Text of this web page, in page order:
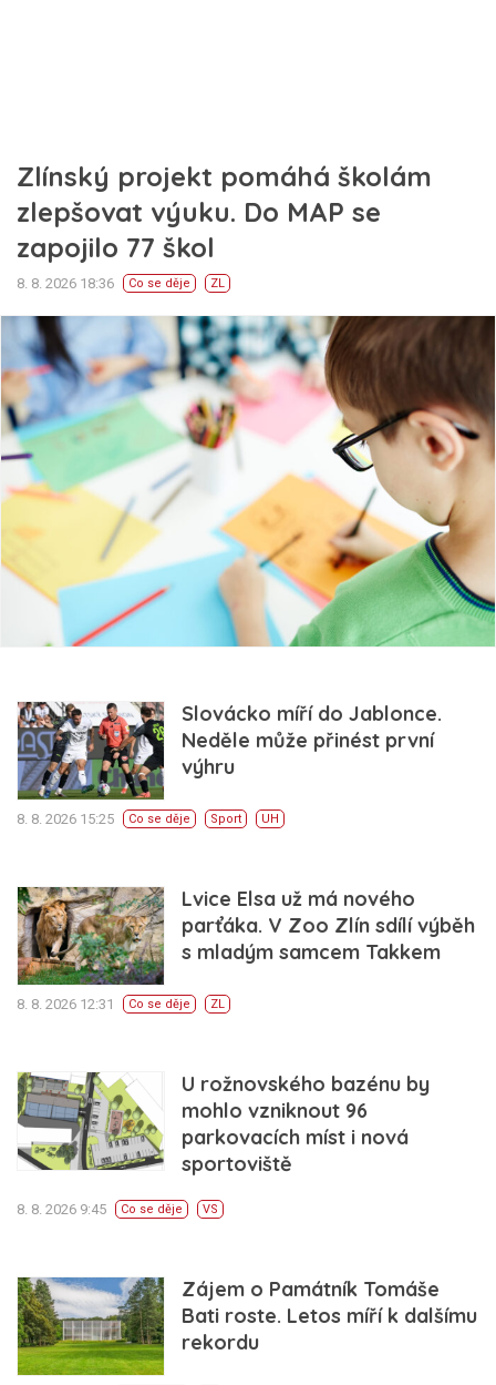
Zlínský projekt pomáhá školám
zlepšovat výuku. Do MAP se
zapojilo 77 škol
8. 8. 2026 18:36 Co se děje ZL
Slovácko míří do Jablonce.
Neděle může přinést první
výhru
8. 8. 2026 15:25 Co se děje Sport UH
Lvice Elsa už má nového
parťáka. V Zoo Zlín sdílí výběh
s mladým samcem Takkem
8. 8. 2026 12:31 Co se děje ZL
U rožnovského bazénu by
mohlo vzniknout 96
parkovacích míst i nová
sportoviště
8. 8. 2026 9:45 Co se děje VS
Zájem o Památník Tomáše
Bati roste. Letos míří k dalšímu
rekordu